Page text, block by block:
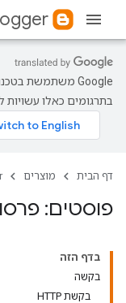
בתרגומים כאלו עשויות
דף הבית מוצרים
פוסטים:
בדף הזה
בקשה
בקשת HTTP